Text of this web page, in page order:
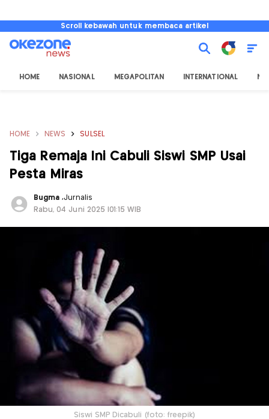
Scroll kebawah untuk membaca artikel
HOME NASIONAL MEGAPOLITAN INTERNATIONAL
HOME NEWS SULSEL
Tiga Remaja Ini Cabuli Siswi SMP Usai
Pesta Miras
Bugma,Jurnalis
Rabu, 04 Juni 2025 |01:15 WIB
Siswi SMP Dicabuli (foto: freepik)